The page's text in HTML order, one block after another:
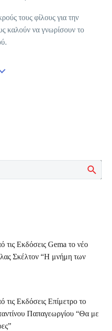
τους φίλους για την
καλούν να γνωρίσουν το
Εκδόσεις Gema το νέο
Σκέλτον “Η μνήμη των
Εκδόσεις Επίμετρο το
Παπαγεωργίου “Θα με